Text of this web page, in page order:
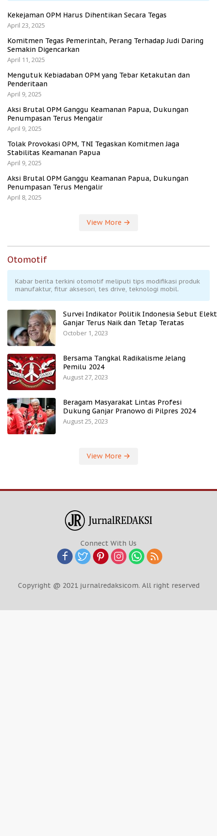
Kekejaman OPM Harus Dihentikan Secara Tegas
April 23, 2025
Komitmen Tegas Pemerintah, Perang Terhadap Judi Daring
Semakin Digencarkan
April 11, 2025
Mengutuk Kebiadaban OPM yang Tebar Ketakutan dan
Penderitaan
April 9, 2025
Aksi Brutal OPM Ganggu Keamanan Papua, Dukungan
Penumpasan Terus Mengalir
April 9, 2025
Tolak Provokasi OPM, TNI Tegaskan Komitmen Jaga
Stabilitas Keamanan Papua
April 9, 2025
Aksi Brutal OPM Ganggu Keamanan Papua, Dukungan
Penumpasan Terus Mengalir
April 8, 2025
View More
Otomotif
Kabar berita terkini otomotif meliputi tips modifikasi produk
manufaktur, fitur aksesori, tes drive, teknologi mobil.
Survei Indikator Politik Indonesia Sebut
Ganjar Terus Naik dan Tetap Teratas
October 1, 2023
Bersama Tangkal Radikalisme Jelang
Pemilu 2024
August 27, 2023
Beragam Masyarakat Lintas Profesi
Dukung Ganjar Pranowo di Pilpres 2024
August 25, 2023
View More
Connect With Us
Copyright @ 2021 jurnalredaksicom. All right reserved